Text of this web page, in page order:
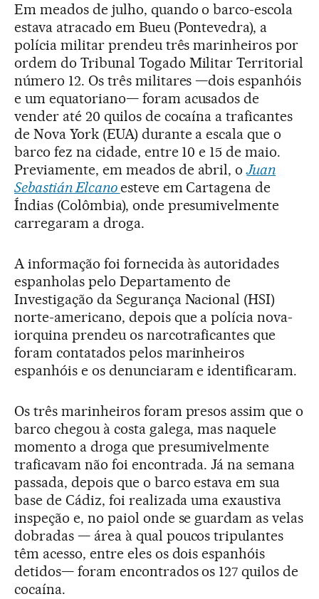
Em meados de julho, quando o barco-escola
estava atracado em Bueu (Pontevedra), a
polícia militar prendeu três marinheiros por
ordem do Tribunal Togado Militar Territorial
número 12. Os três militares —dois espanhóis
e um equatoriano— foram acusados de
vender até 20 quilos de cocaína a traficantes
de Nova York (EUA) durante a escala que o
barco fez na cidade, entre 10 e 15 de maio.
Previamente, em meados de abril, oJuan
Sebastián Elcanoesteve em Cartagena de
Índias (Colômbia), onde presumivelmente
carregaram a droga.
A informação foi fornecida às autoridades
espanholas pelo Departamento de
Investigação da Segurança Nacional (HSI)
norte-americano, depois que a polícia nova-
iorquina prendeu os narcotraficantes que
foram contatados pelos marinheiros
espanhóis e os denunciaram e identificaram.
Os três marinheiros foram presos assim que o
barco chegou à costa galega, mas naquele
momento a droga que presumivelmente
traficavam não foi encontrada. Já na semana
passada, depois que o barco estava em sua
base de Cádiz, foi realizada uma exaustiva
inspeção e, no paiol onde se guardam as velas
dobradas — área à qual poucos tripulantes
têm acesso, entre eles os dois espanhóis
detidos— foram encontrados os 127 quilos de
cocaína.